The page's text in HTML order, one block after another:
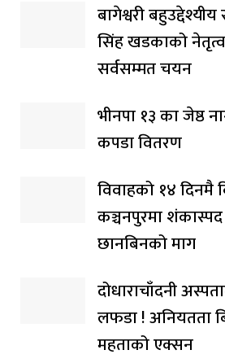
बागेश्वरी
सिंह खडकाको
सर्वसम्मत चयन
भीनपा १३ का जेष्ठ
कपडा वितरण
विवाहको १४ दिनमै
कञ्चनपुरमा
छानबिनको माग
दोधाराचाँदनी
लफडा ! अनियतता
महताको एक्सन